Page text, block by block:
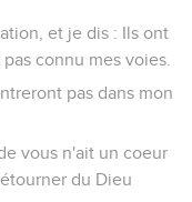
et je dis : Ils ont
connu mes voies.
pas dans mon
vous n'ait un coeur
du Dieu